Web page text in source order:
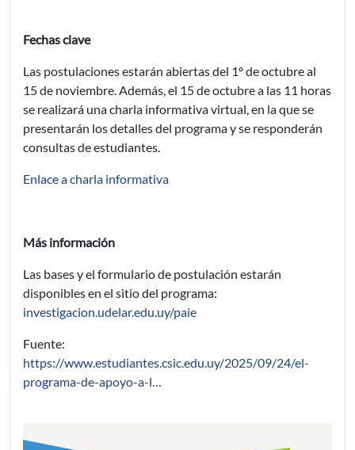
Fechas clave
Las postulaciones estarán abiertas del 1º de octubre al
15 de noviembre. Además, el 15 de octubre a las 11 horas
se realizará una charla informativa virtual, en la que se
presentarán los detalles del programa y se responderán
consultas de estudiantes.
Enlace a charla informativa
Más información
Las bases y el formulario de postulación estarán
disponibles en el sitio del programa:
investigacion.udelar.edu.uy/paie
Fuente:
https://www.estudiantes.csic.edu.uy/2025/09/24/el-
programa-de-apoyo-a-l…